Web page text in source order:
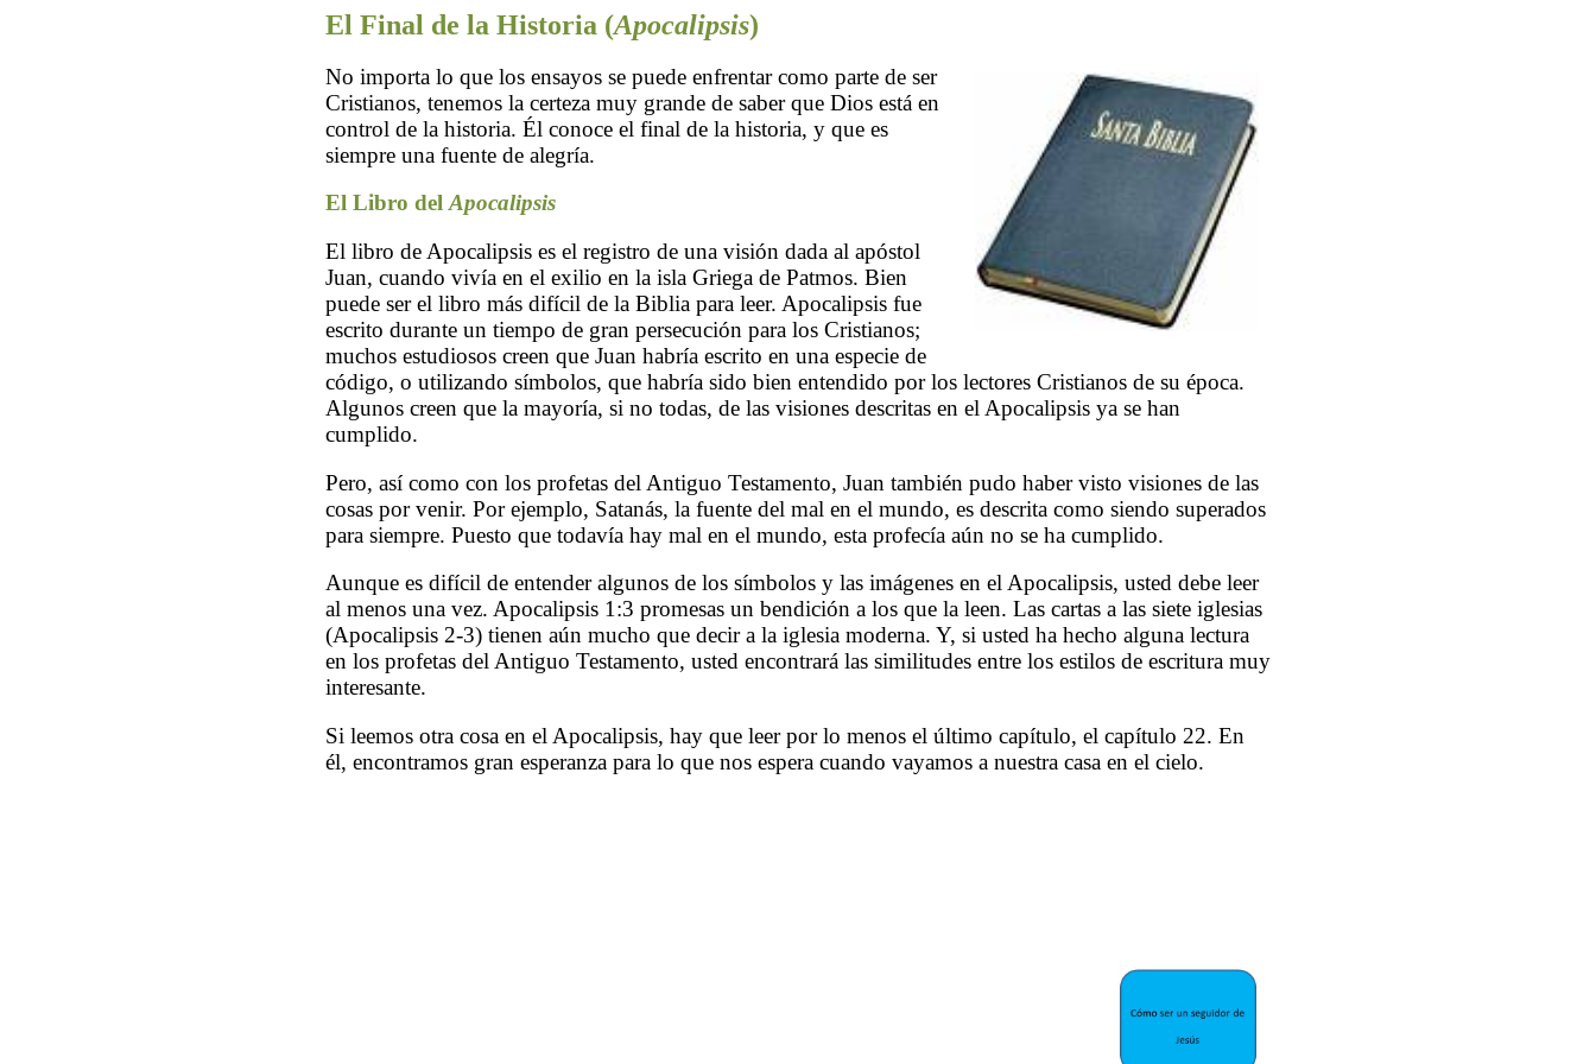
El Final de la Historia (Apocalipsis)
No importa lo que los ensayos se puede enfrentar como parte de ser
Cristianos, tenemos la certeza muy grande de saber que Dios está en
control de la historia. Él conoce el final de la historia, y que es
siempre una fuente de alegría.
El Libro delApocalipsis
El libro de Apocalipsis es el registro de una visión dada al apóstol
Juan, cuando vivía en el exilio en la isla Griega de Patmos. Bien
puede ser el libro más difícil de la Biblia para leer. Apocalipsis fue
escrito durante un tiempo de gran persecución para los Cristianos;
muchos estudiosos creen que Juan habría escrito en una especie de
código, o utilizando símbolos, que habría sido bien entendido por los lectores Cristianos de su época.
Algunos creen que la mayoría, si no todas, de las visiones descritas en el Apocalipsis ya se han
cumplido.
Pero, así como con los profetas del Antiguo Testamento, Juan también pudo haber visto visiones de las
cosas por venir. Por ejemplo, Satanás, la fuente del mal en el mundo, es descrita como siendo superados
para siempre. Puesto que todavía hay mal en el mundo, esta profecía aún no se ha cumplido.
Aunque es difícil de entender algunos de los símbolos y las imágenes en el Apocalipsis, usted debe leer
al menos una vez. Apocalipsis 1:3 promesas un bendición a los que la leen. Las cartas a las siete iglesias
(Apocalipsis 2-3) tienen aún mucho que decir a la iglesia moderna. Y, si usted ha hecho alguna lectura
en los profetas del Antiguo Testamento, usted encontrará las similitudes entre los estilos de escritura muy
interesante.
Si leemos otra cosa en el Apocalipsis, hay que leer por lo menos el último capítulo, el capítulo 22. En
él, encontramos gran esperanza para lo que nos espera cuando vayamos a nuestra casa en el cielo.